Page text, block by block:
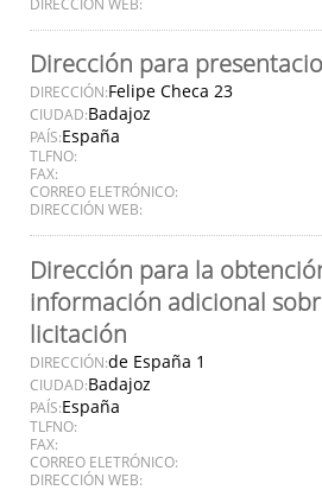
Dirección para
DIRECCIÓN:Felipe Checa 23
CIUDAD:Badajoz
PAÍS:España
TLFNO:
FAX:
CORREO ELETRÓNICO:
DIRECCIÓN WEB:
Dirección para la
información adicional
licitación
DIRECCIÓN:de España 1
CIUDAD:Badajoz
PAÍS:España
TLFNO:
FAX:
CORREO ELETRÓNICO:
DIRECCIÓN WEB: